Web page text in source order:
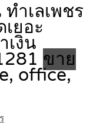
ำเลเพชร
ยอะ
เงิน
ขาย
office,